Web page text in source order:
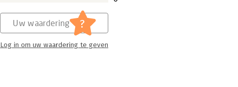
Uw waardering ?
Log in om uw waardering te geven